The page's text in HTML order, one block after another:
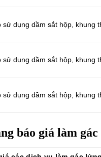
sử dụng dầm sắt hộp, khung
sử dụng dầm sắt hộp, khung
sử dụng dầm sắt hộp, khung
báo giá làm